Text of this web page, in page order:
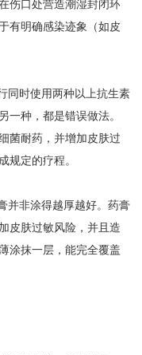
伤口处营造潮湿封闭环
有明确感染迹象（如皮
时使用两种以上抗生素
一种，都是错误做法。
菌耐药，并增加皮肤过
规定的疗程。
非涂得越厚越好。药膏
皮肤过敏风险，并且造
涂抹一层，能完全覆盖